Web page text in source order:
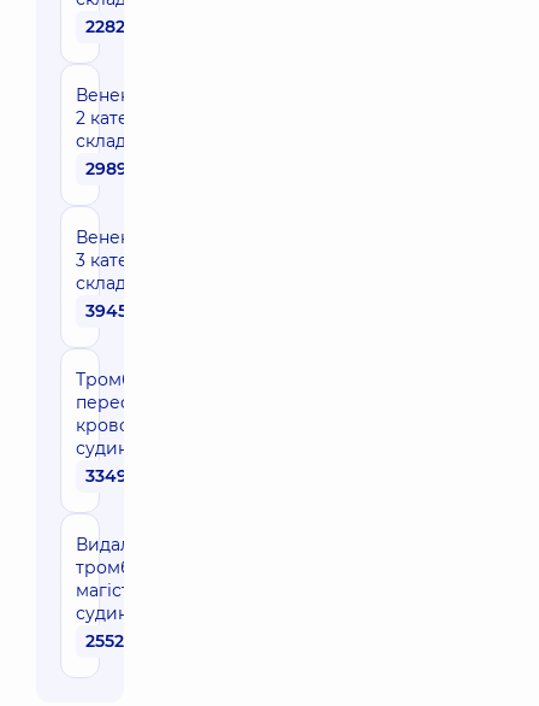
22820 грн
Венектомія
2 категорії
складності
29890 грн
Венектомія
3 категорії
складності
39450 грн
Тромбектомія
переферичної
кровоносної
судини
33490 грн
Видалення
тромбу з
магістральної
судини
25520 грн